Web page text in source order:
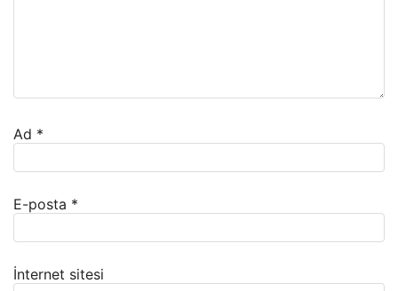
Ad *
E-posta *
İnternet sitesi